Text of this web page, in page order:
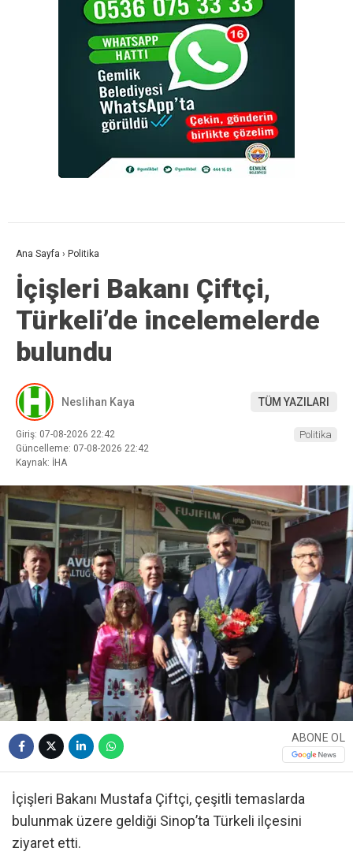
Ana Sayfa › Politika
İçişleri Bakanı Çiftçi,
Türkeli’de incelemelerde
bulundu
Neslihan Kaya TÜM YAZILARI
Giriş: 07-08-2026 22:42
Güncelleme: 07-08-2026 22:42
Kaynak: İHA
Politika
ABONE OL
İçişleri Bakanı Mustafa Çiftçi, çeşitli temaslarda
bulunmak üzere geldiği Sinop’ta Türkeli ilçesini
ziyaret etti.